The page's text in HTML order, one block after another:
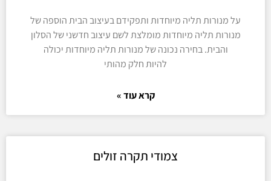
על מנורות תליה מיוחדות ותפקידם בעיצוב הבית הוספה של
מנורות תליה מיוחדות מומלצת לשם עיצוב חדשני של הסלון
והבית. בחירה נכונה של מנורות תליה מיוחדות יכולה
להיות חלק מהותי
קרא עוד »
צמודי תקרה זולים